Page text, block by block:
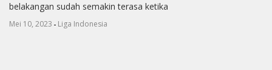
belakangan sudah semakin terasa ketika
Mei 10, 2023 - Liga Indonesia